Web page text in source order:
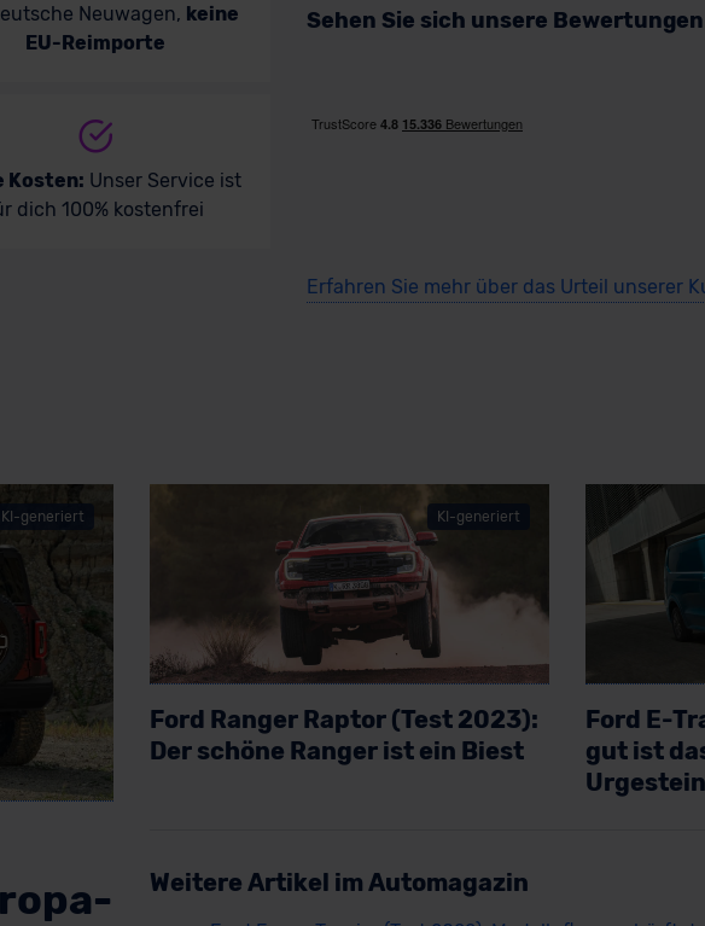
Neuwagen, keine
EU-Reimporte
Kosten: Unser Service ist
dich 100% kostenfrei
Sehen Sie sich unsere
Erfahren Sie mehr über das Urteil unserer
KI-generiert KI-generiert
Ford Ranger Raptor (Test 2023):
Der schöne Ranger ist ein Biest
Ford E-
gut ist
Weitere Artikel im Automagazin